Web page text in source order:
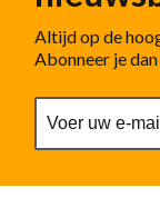
Altijd op de
Abonneer je